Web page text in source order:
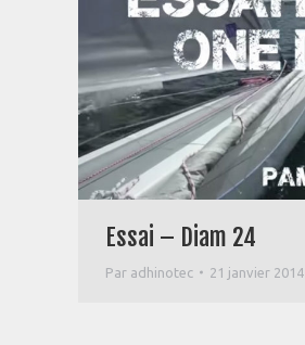
Essai – Diam 24
Par adhinotec 21 janvier 2014